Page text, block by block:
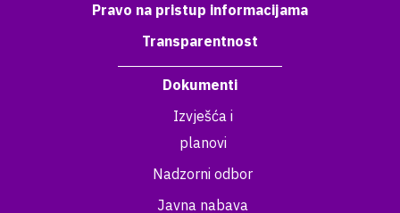
Pravo na pristup informacijama
Transparentnost
Dokumenti
Izvješća i
planovi
Nadzorni odbor
Javna nabava